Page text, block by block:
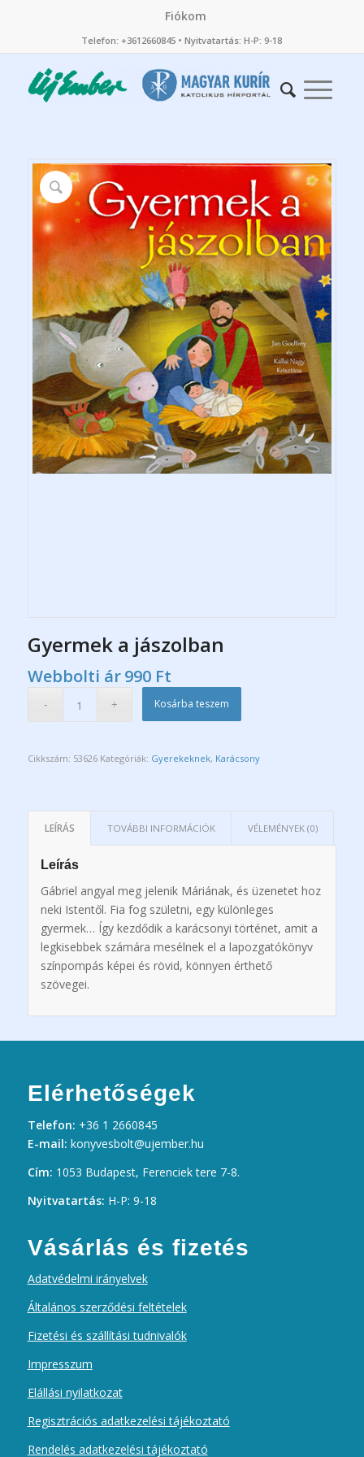
Fiókom
Telefon: +3612660845 • Nyitvatartás: H-P: 9-18
Gyermek a jászolban
Webbolti ár 990 Ft
Kosárba teszem
Cikkszám: 53626 Kategóriák: Gyerekeknek, Karácsony
LEÍRÁS TOVÁBBI INFORMÁCIÓK VÉLEMÉNYEK (0)
Leírás
Gábriel angyal meg jelenik Máriának, és üzenetet hoz
neki Istentől. Fia fog születni, egy különleges
gyermek… Így kezdődik a karácsonyi történet, amit a
legkisebbek számára mesélnek el a lapozgatókönyv
színpompás képei és rövid, könnyen érthető
szövegei.
Elérhetőségek
Telefon: +36 1 2660845
E-mail: konyvesbolt@ujember.hu
Cím: 1053 Budapest, Ferenciek tere 7-8.
Nyitvatartás: H-P: 9-18
Vásárlás és fizetés
Adatvédelmi irányelvek
Általános szerződési feltételek
Fizetési és szállítási tudnivalók
Impresszum
Elállási nyilatkozat
Regisztrációs adatkezelési tájékoztató
Rendelés adatkezelési tájékoztató